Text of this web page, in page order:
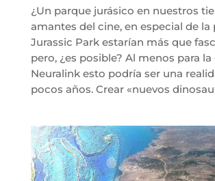
¿Un parque jurásico en nuestros
amantes del cine, en especial de la
Jurassic Park estarían más que
pero, ¿es posible? Al menos para
Neuralink esto podría ser una
pocos años. Crear «nuevos